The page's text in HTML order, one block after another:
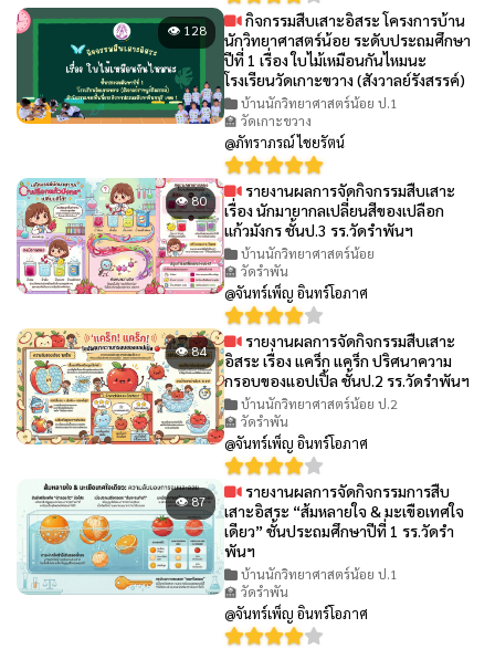
👁 128
กิจกรรมสืบเสาะอิสระ โครงการบ้าน
นักวิทยาศาสตร์น้อย ระดับประถมศึกษา
ปีที่ 1 เรื่อง ใบไม้เหมือนกันไหมนะ
โรงเรียนวัดเกาะขวาง (สังวาลย์รังสรรค์)
บ้านนักวิทยาศาสตร์น้อย ป.1
🏫 วัดเกาะขวาง
@ภัทราภรณ์ ไชยรัตน์
👁 80
รายงานผลการจัดกิจกรรมสืบเสาะ
เรื่อง นักมายากลเปลี่ยนสีของเปลือก
แก้วมังกร ชั้นป.3 รร.วัดรำพันฯ
บ้านนักวิทยาศาสตร์น้อย
🏫 วัดรำพัน
@จันทร์เพ็ญ อินทร์โอภาศ
👁 84
รายงานผลการจัดกิจกรรมสืบเสาะ
อิสระ เรื่อง แคร็ก แคร็ก ปริศนาความ
กรอบของแอปเปิ้ล ชั้นป.2 รร.วัดรำพันฯ
บ้านนักวิทยาศาสตร์น้อย ป.2
🏫 วัดรำพัน
@จันทร์เพ็ญ อินทร์โอภาศ
👁 87
รายงานผลการจัดกิจกรรมการสืบ
เสาะอิสระ “ส้มหลายใจ & มะเขือเทศใจ
เดียว” ชั้นประถมศึกษาปีที่ 1 รร.วัดรำ
พันฯ
บ้านนักวิทยาศาสตร์น้อย ป.1
🏫 วัดรำพัน
@จันทร์เพ็ญ อินทร์โอภาศ